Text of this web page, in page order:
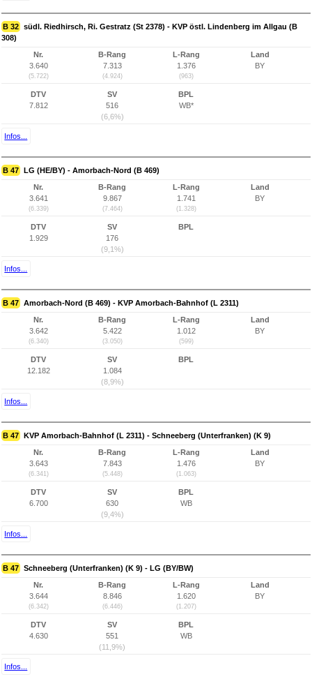
B 32 südl. Riedhirsch, Ri. Gestratz (St 2378) - KVP östl. Lindenberg im Allgau (B
308)
Nr.
3.640
(5.722)
B-Rang
7.313
(4.924)
L-Rang
1.376
(963)
Land
BY
DTV
7.812
SV
516
(6,6%)
BPL
WB*
Infos...
B 47 LG (HE/BY) - Amorbach-Nord (B 469)
Nr.
3.641
(6.339)
B-Rang
9.867
(7.464)
L-Rang
1.741
(1.328)
Land
BY
DTV
1.929
SV
176
(9,1%)
BPL
Infos...
B 47 Amorbach-Nord (B 469) - KVP Amorbach-Bahnhof (L 2311)
Nr.
3.642
(6.340)
B-Rang
5.422
(3.050)
L-Rang
1.012
(599)
Land
BY
DTV
12.182
SV
1.084
(8,9%)
BPL
Infos...
B 47 KVP Amorbach-Bahnhof (L 2311) - Schneeberg (Unterfranken) (K 9)
Nr.
3.643
(6.341)
B-Rang
7.843
(5.448)
L-Rang
1.476
(1.063)
Land
BY
DTV
6.700
SV
630
(9,4%)
BPL
WB
Infos...
B 47 Schneeberg (Unterfranken) (K 9) - LG (BY/BW)
Nr.
3.644
(6.342)
B-Rang
8.846
(6.446)
L-Rang
1.620
(1.207)
Land
BY
DTV
4.630
SV
551
(11,9%)
BPL
WB
Infos...